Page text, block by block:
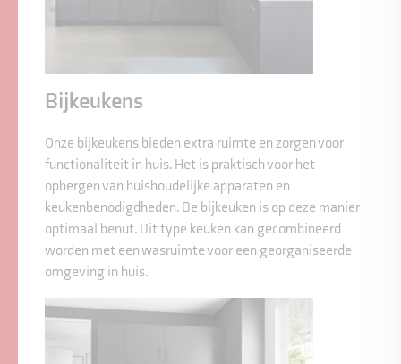
Bijkeukens
Onze bijkeukens bieden extra ruimte en zorgen voor
functionaliteit in huis. Het is praktisch voor het
opbergen van huishoudelijke apparaten en
keukenbenodigdheden. De bijkeuken is op deze manier
optimaal benut. Dit type keuken kan gecombineerd
worden met een wasruimte voor een georganiseerde
omgeving in huis.